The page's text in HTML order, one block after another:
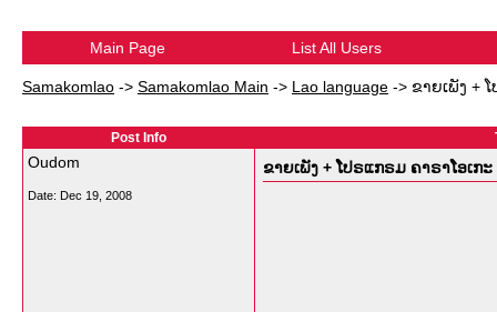
Main Page List All Users
Samakomlao -> Samakomlao Main -> Lao language -> ຂາຍເພັງ +
Post Info
Oudom
Date: Dec 19, 2008
ຂາຍເພັງ + ໂປຣແກຣມ ຄາຣາໂອເກະ